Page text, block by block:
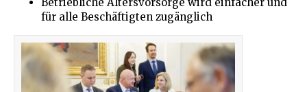
für alle Beschäftigten zugänglich